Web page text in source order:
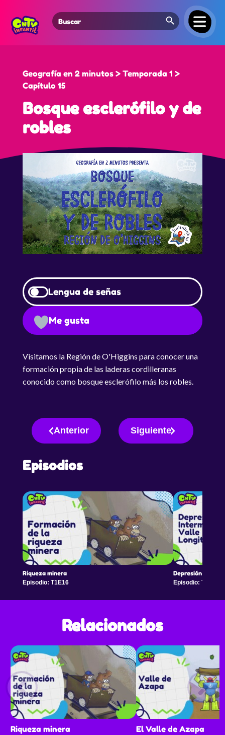
Search
for:
Search Button
Geografía en 2 minutos > Temporada 1 >
Capítulo 15
Bosque esclerófilo y de
robles
Lengua de señas
Me gusta
Visitamos la Región de O'Higgins para conocer una
formación propia de las laderas cordilleranas
conocido como bosque esclerófilo más los robles.
Anterior Siguiente
Episodios
Riqueza minera
Episodio: T1E16
Depresión
Episodio: T1E17
Relacionados
Riqueza minera El Valle de Azapa